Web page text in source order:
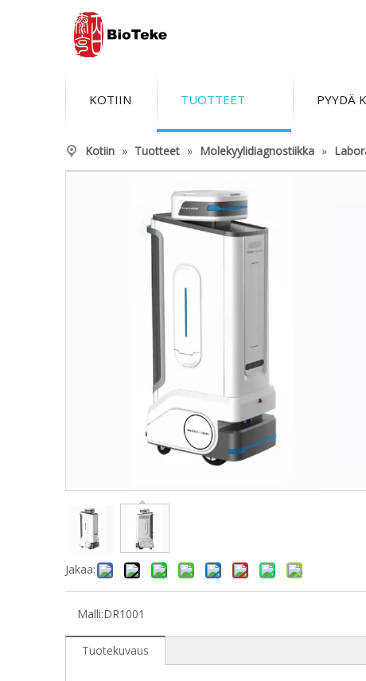
KOTIIN TUOTTEET PYYDÄ
Kotiin » Tuotteet » Molekyylidiagnostiikka »
Jakaa:
Malli:DR1001
Tuotekuvaus